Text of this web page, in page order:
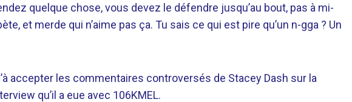
quelque chose, vous devez le défendre jusqu’au bout, pas à mi-
et merde qui n’aime pas ça. Tu sais ce qui est pire qu’un n-gga ? Un
accepter les commentaires controversés de Stacey Dash sur la
qu’il a eue avec 106KMEL.